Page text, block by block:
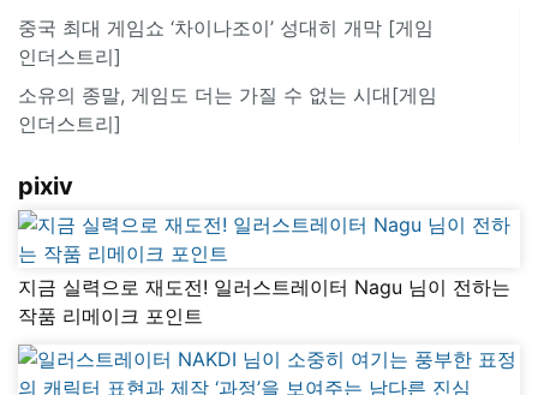
중국 최대 게임쇼 ‘차이나조이’ 성대히 개막 [게임
인더스트리]
소유의 종말, 게임도 더는 가질 수 없는 시대[게임
인더스트리]
pixiv
지금 실력으로 재도전! 일러스트레이터 Nagu 님이 전하는
작품 리메이크 포인트